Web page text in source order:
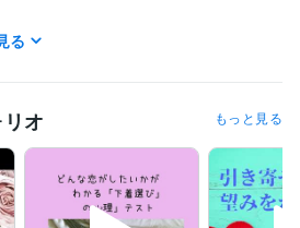
レクトメッセージで鑑定の希望をお知らせ
きたいと思っていますので、
ね。
時とか〇時半にしか
。
る
オ もっと見る